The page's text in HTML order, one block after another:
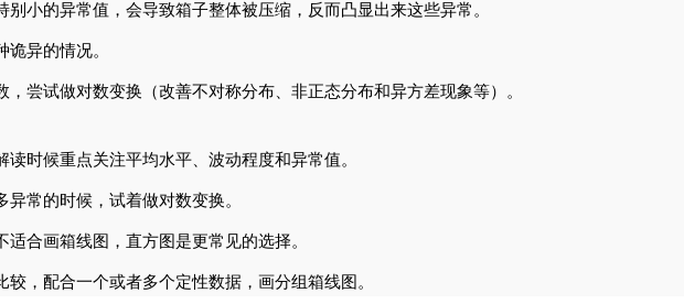
小的异常值，会导致箱子整体被压缩，反而凸显出来这些异常。
异的情况。
尝试做对数变换（改善不对称分布、非正态分布和异方差现象等）。
时候重点关注平均水平、波动程度和异常值。
常的时候，试着做对数变换。
合画箱线图，直方图是更常见的选择。
，配合一个或者多个定性数据，画分组箱线图。